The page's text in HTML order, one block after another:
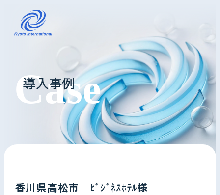
コインランドリーレンタル
ホテル様へ
掃除・メンテナンス
導入事例
香川県高松市 ﾋﾞｼﾞﾈｽﾎﾃﾙ様